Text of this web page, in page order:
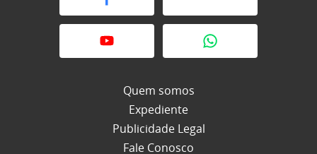
Quem somos
Expediente
Publicidade Legal
Fale Conosco